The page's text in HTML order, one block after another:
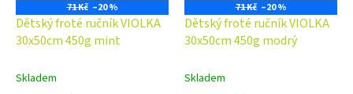
71 Kč –20 %
Dětský froté ručník VIOLKA
30x50cm 450g mint
Skladem
71 Kč –20 %
Dětský froté ručník VIOLKA
30x50cm 450g modrý
Skladem